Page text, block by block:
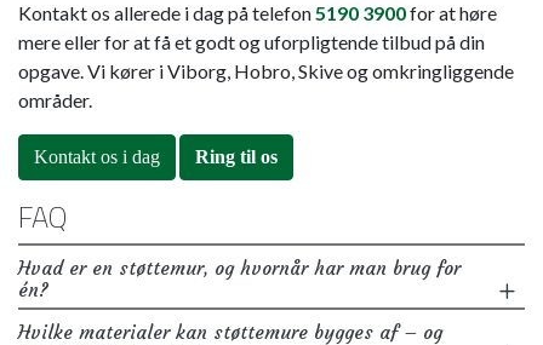
Kontakt os allerede i dag på telefon5190 3900for at høre
mere eller for at få et godt og uforpligtende tilbud på din
opgave. Vi kører i Viborg, Hobro, Skive og omkringliggende
områder.
Kontakt os i dag Ring til os
FAQ
Hvad er en støttemur, og hvornår har man brug for
én?
Hvilke materialer kan støttemure bygges af – og